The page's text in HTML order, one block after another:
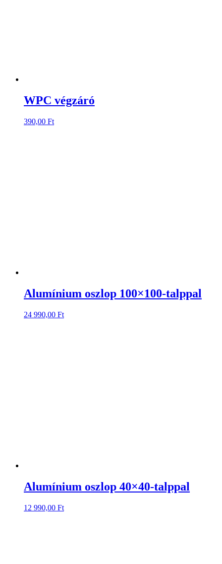
WPC végzáró
390,00 Ft
Alumínium oszlop 100×100-talppal
24 990,00 Ft
Alumínium oszlop 40×40-talppal
12 990,00 Ft